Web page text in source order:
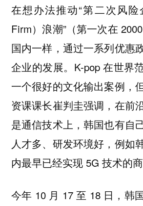
在想办法推动“第二次风险
Firm）浪潮”（第一次在
国内一样，通过一系列优惠
企业的发展。 K-pop 在世界
一个很好的文化输出案例，
资课课长崔判圭强调，在前
是通信技术上，韩国也有自
人才多、研发环境好，例如
内最早已经实现 5G 技术的商
今年 10 月 17 至 18 日，韩